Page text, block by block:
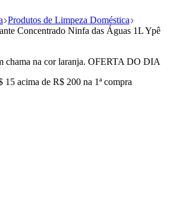
Produtos de Limpeza Doméstica
Concentrado Ninfa das Águas 1L Ypê
OFERTA DO DIA
15 acima de R$ 200 na 1ª compra